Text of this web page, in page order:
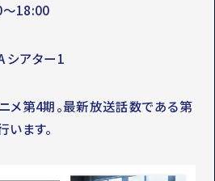
18:00
シアター1
メ第4期。最新放送話数である第
ます。